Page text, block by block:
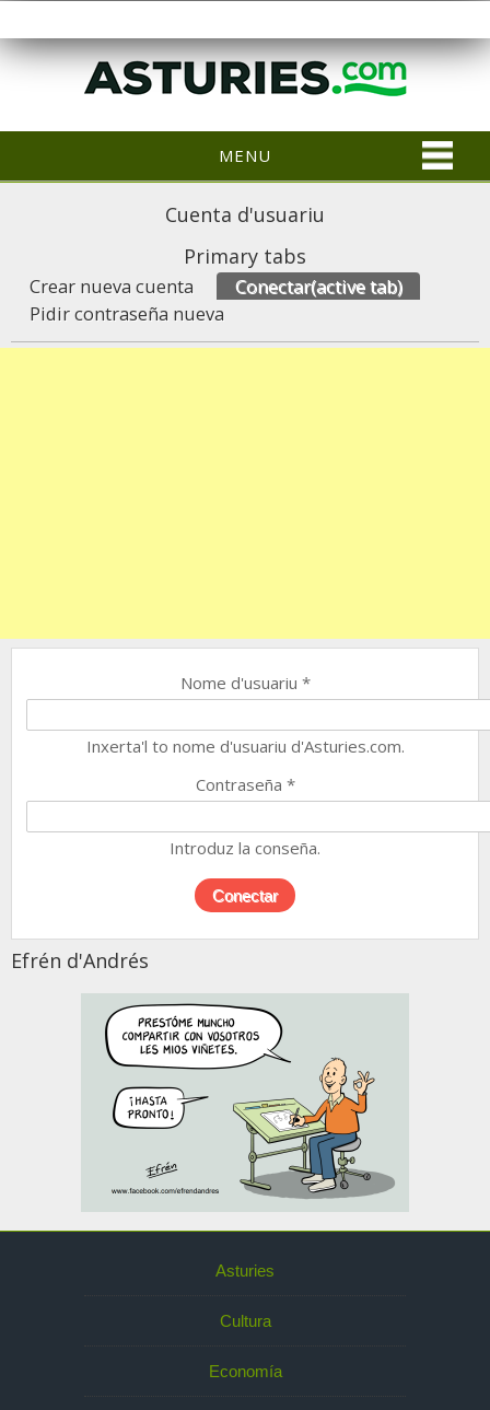
MENU
Cuenta d'usuariu
Primary tabs
Crear nueva cuenta Conectar(active tab)
Pidir contraseña nueva
Nome d'usuariu *
Inxerta'l to nome d'usuariu d'Asturies.com.
Contraseña *
Introduz la conseña.
Efrén d'Andrés
Asturies
Cultura
Economía